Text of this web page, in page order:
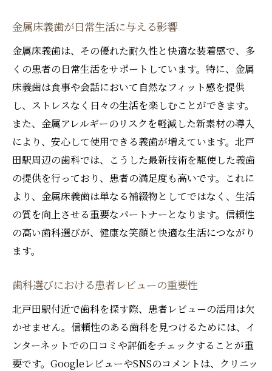
金属床義歯が日常生活に与える影響
金属床義歯は、その優れた耐久性と快適な装着感で、多
くの患者の日常生活をサポートしています。特に、金属
床義歯は食事や会話において自然なフィット感を提供
し、ストレスなく日々の生活を楽しむことができます。
また、金属アレルギーのリスクを軽減した新素材の導入
により、安心して使用できる義歯が増えています。北戸
田駅周辺の歯科では、こうした最新技術を駆使した義歯
の提供を行っており、患者の満足度も高いです。これに
より、金属床義歯は単なる補綴物としてではなく、生活
の質を向上させる重要なパートナーとなります。信頼性
の高い歯科選びが、健康な笑顔と快適な生活につながり
ます。
歯科選びにおける患者レビューの重要性
北戸田駅付近で歯科を探す際、患者レビューの活用は欠
かせません。信頼性のある歯科を見つけるためには、イ
ンターネットでの口コミや評価をチェックすることが重
要です。GoogleレビューやSNSのコメントは、クリニッ